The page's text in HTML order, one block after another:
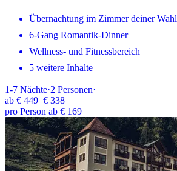
Übernachtung im Zimmer deiner Wahl
6-Gang Romantik-Dinner
Wellness- und Fitnessbereich
5 weitere Inhalte
1-7 Nächte·2 Personen·
ab € 449 € 338
pro Person ab € 169